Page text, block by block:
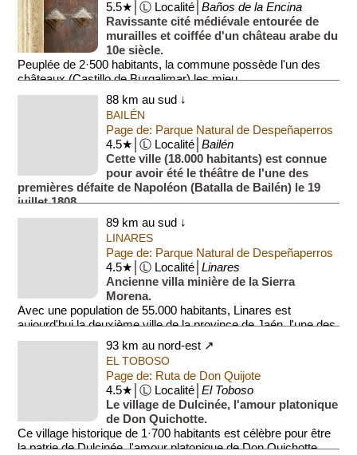
5.5★│Ⓛ Localité│Baños de la Encina
Ravissante cité médiévale entourée de
murailles et coiffée d'un château arabe du
10e siècle.
Peuplée de 2·500 habitants, la commune possède l'un des
châteaux (Castillo de Burgalimar) les mieu...
88 km au sud ↓
BAILÉN
Page de: Parque Natural de Despeñaperros
4.5★│Ⓛ Localité│Bailén
Cette ville (18.000 habitants) est connue
pour avoir été le théâtre de l'une des
premières défaite de Napoléon (Batalla de Bailén) le 19
juillet 1808.
Lieux d'intérêt majeurs (présentés alph...
89 km au sud ↓
LINARES
Page de: Parque Natural de Despeñaperros
4.5★│Ⓛ Localité│Linares
Ancienne villa minière de la Sierra
Morena.
Avec une population de 55.000 habitants, Linares est
aujourd'hui la deuxième ville de la province de Jaén, l'une des
huit provinces d'Andalousie. La vill...
93 km au nord-est ↗
EL TOBOSO
Page de: Ruta de Don Quijote
4.5★│Ⓛ Localité│El Toboso
Le village de Dulcinée, l'amour platonique
de Don Quichotte.
Ce village historique de 1·700 habitants est célèbre pour être
la patrie de Dulcinée, l'amour platonique de Don Quichotte